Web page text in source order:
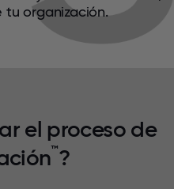
tu organización.
el proceso de
™?